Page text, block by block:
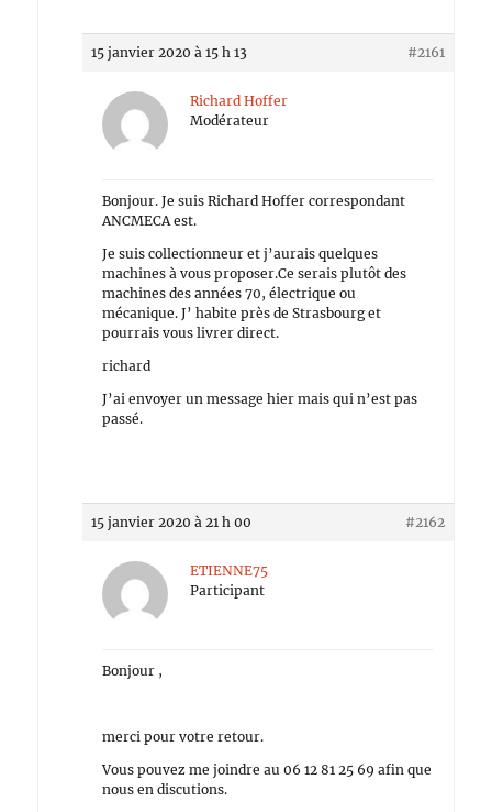
15 janvier 2020 à 15 h 13 #2161
Richard Hoffer
Modérateur
Bonjour. Je suis Richard Hoffer correspondant
ANCMECA est.
Je suis collectionneur et j’aurais quelques
machines à vous proposer.Ce serais plutôt des
machines des années 70, électrique ou
mécanique. J’ habite près de Strasbourg et
pourrais vous livrer direct.
richard
J’ai envoyer un message hier mais qui n’est pas
passé.
15 janvier 2020 à 21 h 00 #2162
ETIENNE75
Participant
Bonjour ,
merci pour votre retour.
Vous pouvez me joindre au 06 12 81 25 69 afin que
nous en discutions.